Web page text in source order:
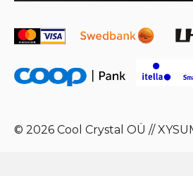
© 2026 Cool Crystal OÜ //